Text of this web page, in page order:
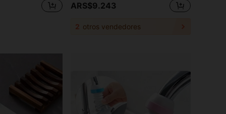
ARS$9.243
2 otros vendedores